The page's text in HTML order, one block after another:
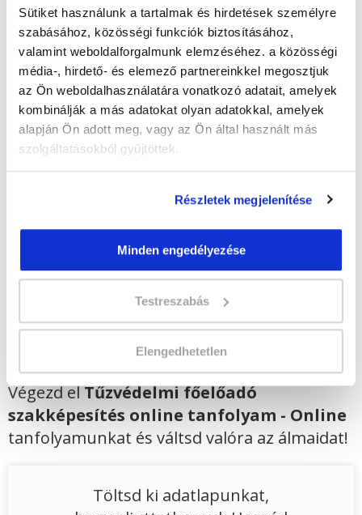
Sütiket használunk a tartalmak és hirdetések személyre
szabásához, közösségi funkciók biztosításához,
valamint weboldalforgalmunk elemzéséhez. a közösségi
média-, hirdető- és elemező partnereinkkel megosztjuk
az Ön weboldalhasználatára vonatkozó adatait, amelyek
kombinálják a más adatokat olyan adatokkal, amelyek
alapján Ön adott meg, vagy az Ön által használt más
szolgáltatásokból gyűjtöttek.
Részletek megjelenítése
Minden engedélyezése
Testreszabás
Elengedhetetlen
Időtartam:3-4 hónap
Indulás időpontja:2026-10-30
150 000 Ft
Minden kedvezmény igénybevételével
130.000 Ft-ra csökkenthető! Ősztől áremelés
várható!
Vizsgadíj:57 300 Ft
A vizsga díját a Katasztrófavédelmi
Vizsgaközpont határozza meg.
A csoport a meghirdetett időpontban
biztosan indul!
Lehet még jelentkezni?Igen
Jelentkezem!
Végezd elTűzvédelmi főelőadó
szakképesítés online tanfolyam - Online
tanfolyamunkat és váltsd valóra az álmaidat!
Töltsd ki adatlapunkat,